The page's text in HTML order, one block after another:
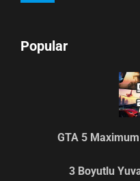
Popular
GTA 5
3 Boyutlu